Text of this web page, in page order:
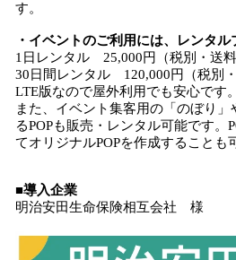
す。
・イベントのご利用には、レンタル
1日レンタル 25,000円（税別・送料
30日間レンタル 120,000円（税別・
LTE版なので屋外利用でも安心です。
また、イベント集客用の「のぼり
るPOPも販売・レンタル可能です。
てオリジナルPOPを作成することも
■導入企業
明治安田生命保険相互会社 様